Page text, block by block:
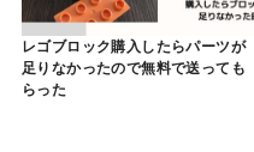
レゴブロック購入したらパーツが
足りなかったので無料で送っても
らった